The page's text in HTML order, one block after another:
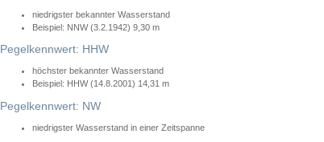
niedrigster bekannter Wasserstand
Beispiel: NNW (3.2.1942) 9,30 m
Pegelkennwert: HHW
höchster bekannter Wasserstand
Beispiel: HHW (14.8.2001) 14,31 m
Pegelkennwert: NW
niedrigster Wasserstand in einer Zeitspanne